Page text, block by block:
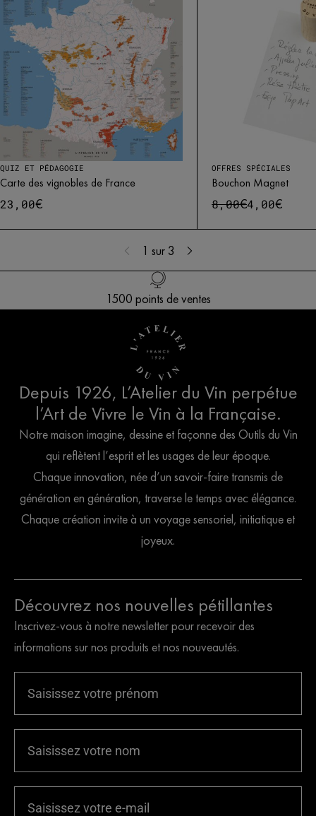
QUIZ ET PÉDAGOGIE
Carte des vignobles de France
23,00€
OFFRES SPÉCIALES
Bouchon Magnet
8,00€4,00€
1 sur 3
1500 points de ventes
Création Française
Livraison offerte en France dès 100€ d’achat
Service client
Depuis 1926, L’Atelier du Vin perpétue
l’Art de Vivre le Vin à la Française.
Notre maison imagine, dessine et façonne des Outils du Vin
qui reflètent l’esprit et les usages de leur époque.
Chaque innovation, née d’un savoir-faire transmis de
génération en génération, traverse le temps avec élégance.
Chaque création invite à un voyage sensoriel, initiatique et
joyeux.
Découvrez nos nouvelles pétillantes
Inscrivez-vous à notre newsletter pour recevoir des
informations sur nos produits et nos nouveautés.